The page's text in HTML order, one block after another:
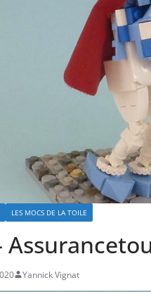
LES MOCS DE LA TOILE
Yannick Vignat